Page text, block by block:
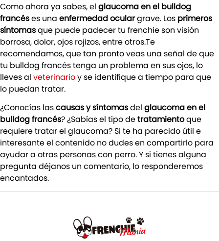
Como ahora ya sabes, el glaucoma en el bulldog
francéses una enfermedad oculargrave. Los primeros
síntomasque puede padecer tu frenchie son visión
borrosa, dolor, ojos rojizos, entre otros.Te
recomendamos, que tan pronto veas una señal de que
tu bulldog francés tenga un problema en sus ojos, lo
lleves al veterinarioy se identifique a tiempo para que
lo puedan tratar.
¿Conocías lascausas y síntomasdel glaucoma en el
bulldog francés? ¿Sabías el tipo detratamientoque
requiere tratar el glaucoma? Si te ha parecido útil e
interesante el contenido no dudes en compartirlo para
ayudar a otras personas con perro. Y si tienes alguna
pregunta déjanos un comentario, lo responderemos
encantados.